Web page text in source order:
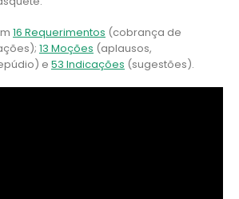
16 Requerimentos (cobrança de
13 Moções (aplausos,
e 53 Indicações (sugestões).